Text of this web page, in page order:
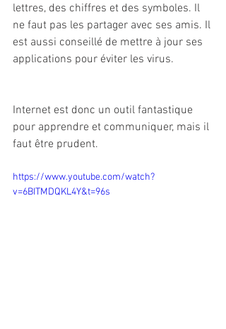
lettres, des chiffres et des symboles. Il
ne faut pas les partager avec ses amis. Il
est aussi conseillé de mettre à jour ses
applications pour éviter les virus.
Internet est donc un outil fantastique
pour apprendre et communiquer, mais il
faut être prudent.
https://www.youtube.com/watch?
v=6BITMDQKL4Y&t=96s